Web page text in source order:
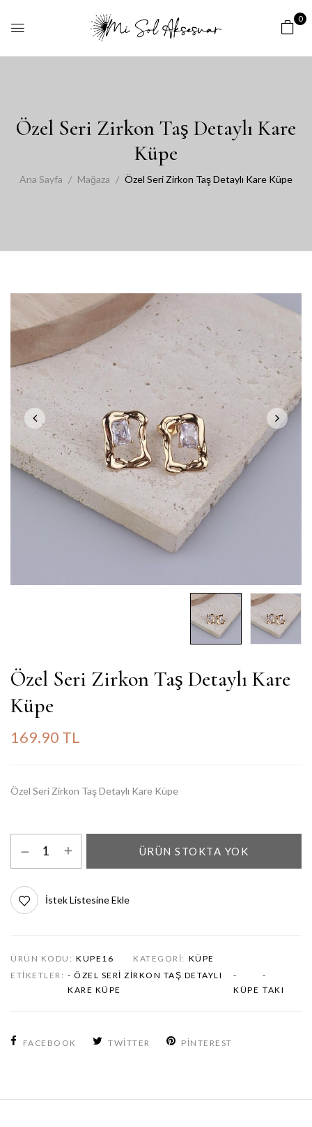
0
Özel Seri Zirkon Taş Detaylı Kare
Küpe
Ana Sayfa Mağaza Özel Seri Zirkon Taş Detaylı Kare Küpe
Özel Seri Zirkon Taş Detaylı Kare
Küpe
169.90 TL
Özel Seri Zirkon Taş Detaylı Kare Küpe
ÜRÜN STOKTA YOK
İstek Listesine Ekle
ÜRÜN KODU: KUPE16 KATEGORI: KÜPE
ETIKETLER: - ÖZEL SERI ZIRKON TAŞ DETAYLI
KARE KÜPE
-
KÜPE
-
TAKI
FACEBOOK TWITTER PINTEREST